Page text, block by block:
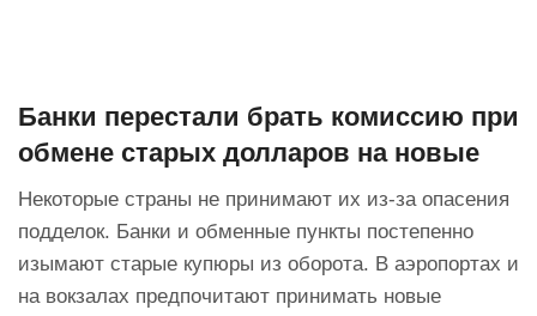
Банки перестали брать комиссию при
обмене старых долларов на новые
Некоторые страны не принимают их из-за опасения
подделок. Банки и обменные пункты постепенно
изымают старые купюры из оборота. В аэропортах и
на вокзалах предпочитают принимать новые